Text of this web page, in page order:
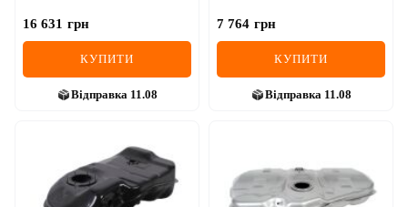
SUZUKI
TESLA
VOLVO
16 631 грн
КУПИТИ
Відправка 11.08
7 764 грн
КУПИТИ
Відправка 11.08